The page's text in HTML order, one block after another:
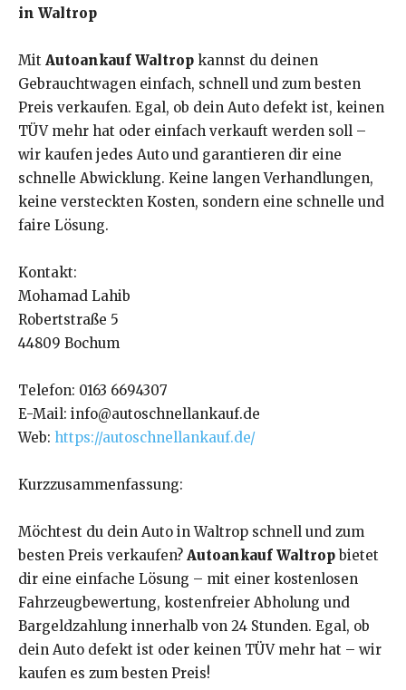
in Waltrop
Mit Autoankauf Waltrop kannst du deinen
Gebrauchtwagen einfach, schnell und zum besten
Preis verkaufen. Egal, ob dein Auto defekt ist, keinen
TÜV mehr hat oder einfach verkauft werden soll –
wir kaufen jedes Auto und garantieren dir eine
schnelle Abwicklung. Keine langen Verhandlungen,
keine versteckten Kosten, sondern eine schnelle und
faire Lösung.
Kontakt:
Mohamad Lahib
Robertstraße 5
44809 Bochum
Telefon: 0163 6694307
E-Mail: info@autoschnellankauf.de
Web: https://autoschnellankauf.de/
Kurzzusammenfassung:
Möchtest du dein Auto in Waltrop schnell und zum
besten Preis verkaufen? Autoankauf Waltrop bietet
dir eine einfache Lösung – mit einer kostenlosen
Fahrzeugbewertung, kostenfreier Abholung und
Bargeldzahlung innerhalb von 24 Stunden. Egal, ob
dein Auto defekt ist oder keinen TÜV mehr hat – wir
kaufen es zum besten Preis!